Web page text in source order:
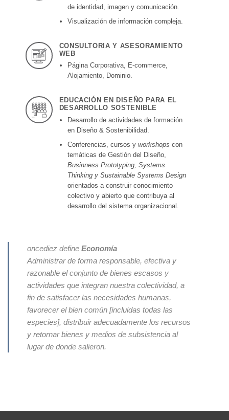
de identidad, imagen y comunicación.
Visualización de información compleja.
CONSULTORIA Y ASESORAMIENTO
WEB
Página Corporativa, E-commerce,
Alojamiento, Dominio.
EDUCACIÓN EN DISEÑO PARA EL
DESARROLLO SOSTENIBLE
Desarrollo de actividades de formación
en Diseño & Sostenibilidad.
Conferencias, cursos yworkshops con
temáticas de Gestión del Diseño,
Businness Prototyping, Systems
Thinking y Sustainable Systems Design
orientados a construir conocimiento
colectivo y abierto que contribuya al
desarrollo del sistema organizacional.
oncediez define Economía
Administrar de forma responsable, efectiva y
razonable el conjunto de bienes escasos y
actividades que integran nuestra colectividad, a
fin de satisfacer las necesidades humanas,
favorecer el bien común [incluidas todas las
especies], distribuir adecuadamente los recursos
y retornar bienes y medios de subsistencia al
lugar de donde salieron.